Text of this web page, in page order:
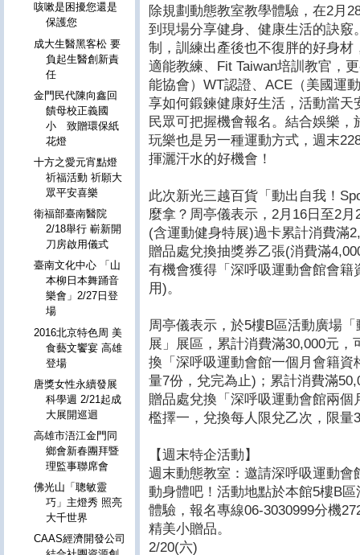
除規劃動態教室教學體驗，在2月
到現場分享健身、健康生活的訣
制，訓練出產後也不復胖的好身
適能教練、Fit Taiwan培訓教官，
能協會）WT認證、ACE（美國運
享如何鍛鍊健康好生活，活動當
民眾可把握機會報名。結合娛樂
玩樂也是另一種運動方式，週末
揮灑汗水的好機會！
此次新光三越百貨「動出自我！
麼拿？周亭儀表示，2月16日至2
(含運動健身特展)過卡累計消費滿
贈品處兌換抽獎券乙張(消費滿
有機會獲得「深呼吸運動會館會
用)。
周亭儀表示，於5樓B區活動廣場
展」展區，累計消費滿30,000元
換「深呼吸運動會館一個月會籍
量7份，兌完為止)；累計消費滿
贈品處兌換「深呼吸運動會館兩
檻擇一，兌換每人限兌乙次，限量
【週末特企活動】
週末動態教室：邀請深呼吸運動
動身體吧！活動地點於本館5樓B
體驗，報名專線06-3030999分機
精美小贈品。
2/20(六)
咳嗽是困擾您還是
保護您
成大生醫黑客松 要
負起生醫創新責
任
金門民代陳向鑫回
饋母校正義國
小 致贈環保紙
花燈
十方之愛元宵點燈
祈福活動 祈願大
眾平安喜樂
衛福部臺南醫院
2/18舉行 嶄新開
刀房啟用儀式
臺南文化中心 「山
本柳日本舞踊音
樂會」2/27日登
場
2016北京特色周 美
食藝文饗宴 高雄
登場
唐獎女性永續發展
科學週 2/21起成
大展開巡迴
高雄市浯江金門同
鄉會新春團拜暨
理監事聯席會
佛光山「聰敏靈
巧」主燈秀 照亮
大千世界
CAAS經濟開發公司